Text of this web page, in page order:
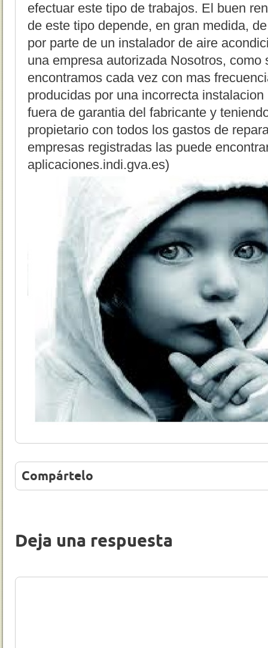
efectuar este tipo de trabajos. El buen
de este tipo depende, en gran medida,
por parte de un instalador de aire
una empresa autorizada Nosotros, como
encontramos cada vez con mas
producidas por una incorrecta
fuera de garantia del fabricante y
propietario con todos los gastos de
empresas registradas las puede
aplicaciones.indi.gva.es)
Compártelo
Deja una respuesta